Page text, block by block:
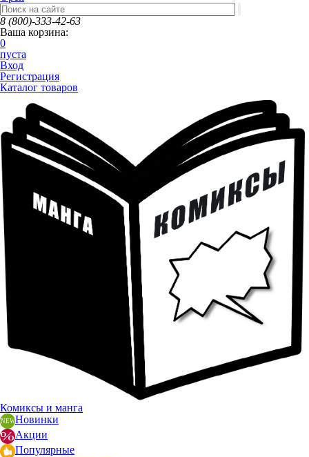
8 (800)-333-42-63
Ваша корзина:
0
пуста
Вход
Регистрация
Каталог товаров
Комиксы и манга
Новинки
Акции
Популярные